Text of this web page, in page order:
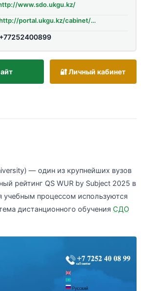
www.sdo.ukgu.kz/
http://portal.ukgu.kz/cabinet/student/login
+77252400899
🔐 Личный кабинет
— один из крупнейших вузов
рейтинг QS WUR by Subject 2025 в
учебным процессом используются
дистанционного обучения СДО